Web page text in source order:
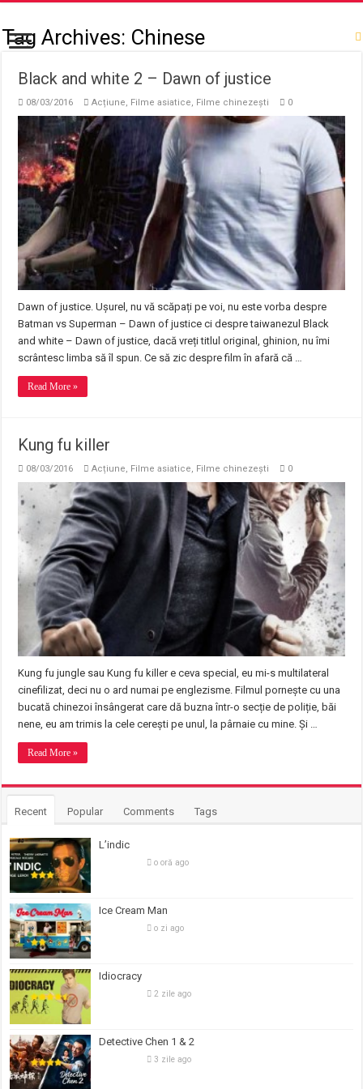
Tag Archives: Chinese
Black and white 2 – Dawn of justice
08/03/2016 Acțiune, Filme asiatice, Filme chinezești 0
Dawn of justice. Ușurel, nu vă scăpați pe voi, nu este vorba despre
Batman vs Superman – Dawn of justice ci despre taiwanezul Black
and white – Dawn of justice, dacă vreți titlul original, ghinion, nu îmi
scrântesc limba să îl spun. Ce să zic despre film în afară că …
Read More »
Kung fu killer
08/03/2016 Acțiune, Filme asiatice, Filme chinezești 0
Kung fu jungle sau Kung fu killer e ceva special, eu mi-s multilateral
cinefilizat, deci nu o ard numai pe englezisme. Filmul pornește cu una
bucată chinezoi însângerat care dă buzna într-o secție de poliție, băi
nene, eu am trimis la cele cerești pe unul, la pârnaie cu mine. Și …
Read More »
Recent Popular Comments Tags
L’indic
o oră ago
Ice Cream Man
o zi ago
Idiocracy
2 zile ago
Detective Chen 1 & 2
3 zile ago